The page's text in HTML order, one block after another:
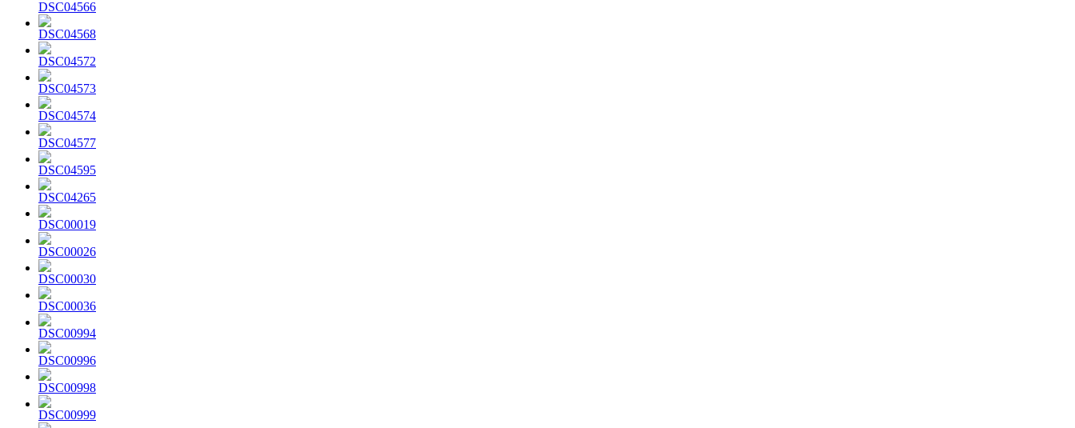
DSC04566
DSC04568
DSC04572
DSC04573
DSC04574
DSC04577
DSC04595
DSC04265
DSC00019
DSC00026
DSC00030
DSC00036
DSC00994
DSC00996
DSC00998
DSC00999